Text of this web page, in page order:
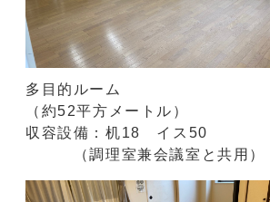
多目的ルーム
（約52平方メートル）
収容設備：机18 イス50
（調理室兼会議室と共用）